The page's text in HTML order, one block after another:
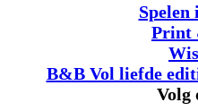
Spelen
Print
B&B Vol liefde
Volg